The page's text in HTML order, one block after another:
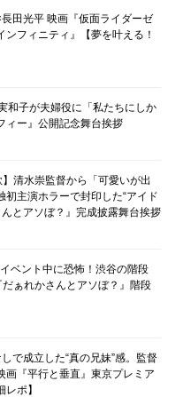
田光平 映画『仮面ライダーゼ
フィニティ』【夢を叶える！
和子が夫婦役に「私たちにしか
ィー』公開記念舞台挨拶
】清水崇監督から「可愛いが出
主演ホラーで封印した“アイド
とアソぼ？』完成披露舞台挨拶
ベント中に恐怖！渋谷の階段
だぁれかさんとアソぼ？』階段
で成立した“真の兄妹”感。監督
画『平行と垂直』東京プレミア
ポ】